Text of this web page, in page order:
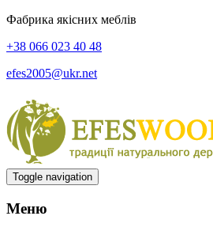
Фабрика якісних меблів
+38 066 023 40 48
efes2005@ukr.net
Toggle navigation
Меню